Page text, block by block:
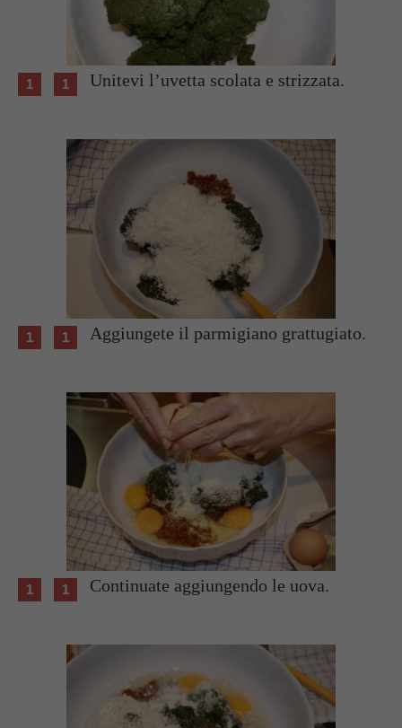
Unitevi l’uvetta scolata e strizzata.
Aggiungete il parmigiano grattugiato.
Continuate aggiungendo le uova.